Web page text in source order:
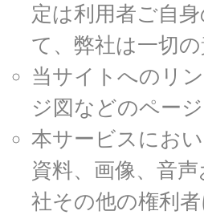
定は利用者ご自
て、弊社は一切
当サイトへのリ
ジ図などのペー
本サービスにお
資料、画像、音
社その他の権利